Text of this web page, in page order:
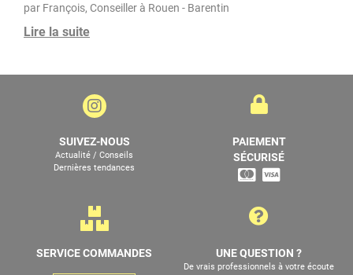
par François, Conseiller à Rouen - Barentin
Lire la suite
SUIVEZ-NOUS
Actualité / Conseils
Dernières tendances
PAIEMENT
SÉCURISÉ
SERVICE COMMANDES UNE QUESTION ?
De vrais professionnels à votre écoute